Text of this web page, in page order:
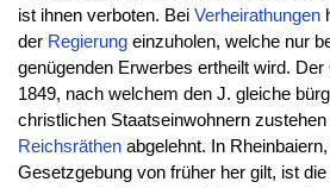
ist ihnen verboten. Bei Verheirathungen
der Regierungeinzuholen, welche nur
genügenden Erwerbes ertheilt wird.
1849, nach welchem den J. gleiche
christlichen Staatseinwohnern
Reichsräthenabgelehnt. In
Gesetzgebung von früher her gilt, ist die